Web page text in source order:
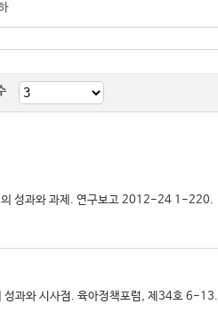
성과와 과제. 연구보고 2012-24 1-220.
과와 시사점. 육아정책포럼, 제34호 6-13.